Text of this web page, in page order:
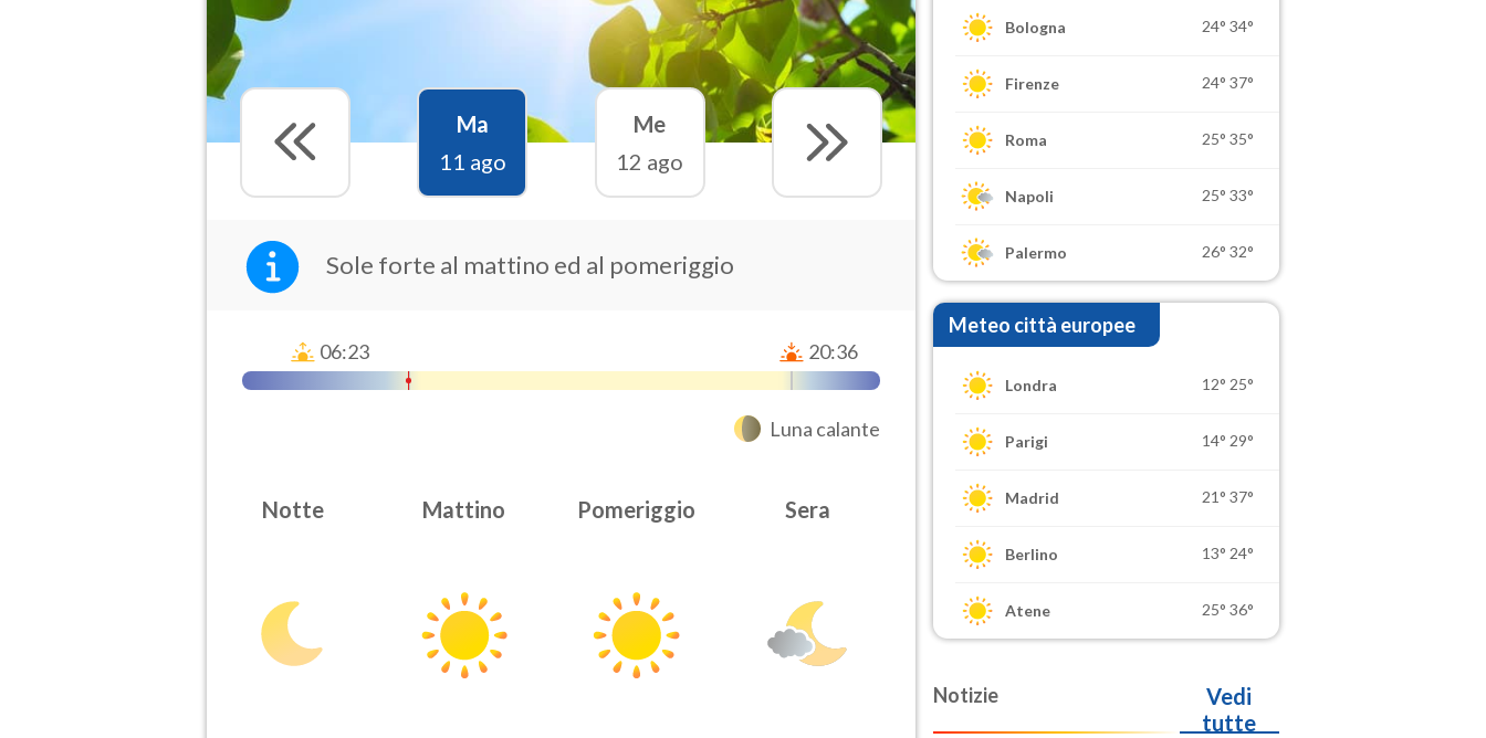
Ma
11 ago
Me
12 ago
Sole forte al mattino ed al pomeriggio
06:23 20:36
Luna calante
Notte Mattino Pomeriggio Sera
Bologna 24° 34°
Firenze 24° 37°
Roma 25° 35°
Napoli 25° 33°
Palermo 26° 32°
Meteo città europee
Londra 12° 25°
Parigi 14° 29°
Madrid 21° 37°
Berlino 13° 24°
Atene 25° 36°
Notizie
Vedi
tutte